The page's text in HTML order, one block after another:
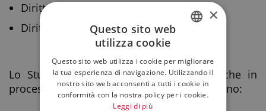
Diritto Penale dell’Ambiente
Diritto Penale Urbanistico
Lo Studio assiste società e persone fisiche in
processi aventi ad oggetto i reati che seguono:
ENGLISH
×
Questo sito web
utilizza cookie
Questo sito web utilizza i cookie per migliorare
la tua esperienza di navigazione. Utilizzando il
nostro sito web acconsenti a tutti i cookie in
conformità con la nostra policy per i cookie.
Leggi di più